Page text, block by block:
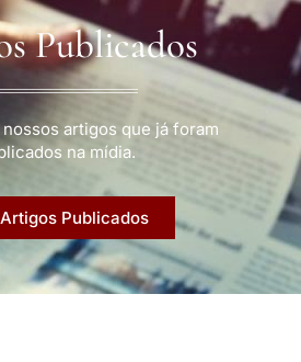
Publicados
artigos que já foram
na mídia.
Publicados